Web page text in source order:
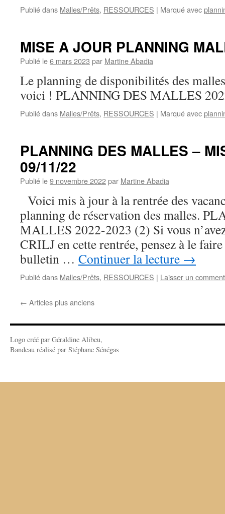
Publié dans Malles/Prêts, RESSOURCES | Marqué avec
MISE A JOUR PLANNING
Publié le6 mars 2023 par Martine Abadia
Le planning de disponibilités des
voici ! PLANNING DES MALLES
Publié dans Malles/Prêts, RESSOURCES | Marqué avec
PLANNING DES MALLES –
09/11/22
Publié le9 novembre 2022par Martine Abadia
Voici mis à jour à la rentrée des
planning de réservation des malles.
MALLES 2022-2023 (2) Si vous
CRILJ en cette rentrée, pensez à le
bulletin … Continuer la lecture →
Publié dans Malles/Prêts, RESSOURCES | Laisser un
← Articles plus anciens
Logo créé par Géraldine Alibeu,
Bandeau réalisé par Stéphane Sénégas